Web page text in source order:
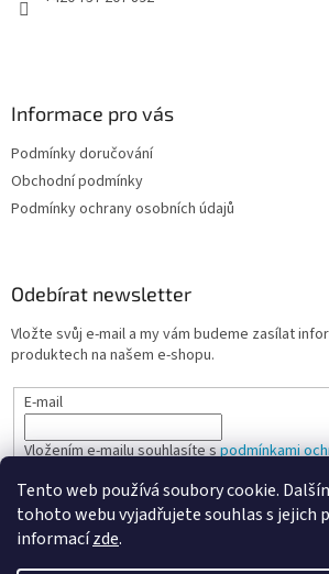
Tento web používá soubory cookie.
tohoto webu vyjadřujete souhlas s jejich
informacízde.
Informace pro vás
Podmínky doručování
Obchodní podmínky
Podmínky ochrany osobních údajů
Odebírat newsletter
Vložte svůj e-mail a my vám budeme zasílat
produktech na našem e-shopu.
E-mail
Vložením e-mailu souhlasíte spodmínkami
PŘIHLÁSIT SE